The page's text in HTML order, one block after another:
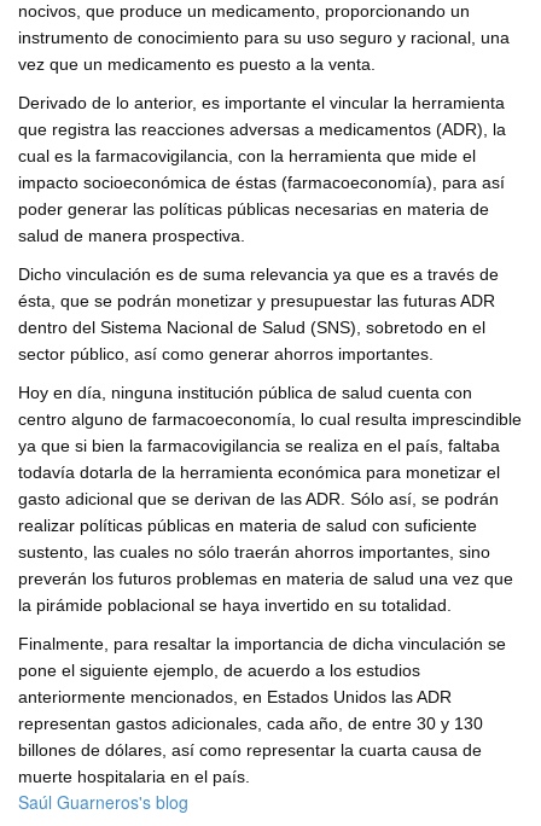
nocivos, que produce un medicamento, proporcionando un
instrumento de conocimiento para su uso seguro y racional, una
vez que un medicamento es puesto a la venta.
Derivado de lo anterior, es importante el vincular la herramienta
que registra las reacciones adversas a medicamentos (ADR), la
cual es la farmacovigilancia, con la herramienta que mide el
impacto socioeconómica de éstas (farmacoeconomía), para así
poder generar las políticas públicas necesarias en materia de
salud de manera prospectiva.
Dicho vinculación es de suma relevancia ya que es a través de
ésta, que se podrán monetizar y presupuestar las futuras ADR
dentro del Sistema Nacional de Salud (SNS), sobretodo en el
sector público, así como generar ahorros importantes.
Hoy en día, ninguna institución pública de salud cuenta con
centro alguno de farmacoeconomía, lo cual resulta imprescindible
ya que si bien la farmacovigilancia se realiza en el país, faltaba
todavía dotarla de la herramienta económica para monetizar el
gasto adicional que se derivan de las ADR. Sólo así, se podrán
realizar políticas públicas en materia de salud con suficiente
sustento, las cuales no sólo traerán ahorros importantes, sino
preverán los futuros problemas en materia de salud una vez que
la pirámide poblacional se haya invertido en su totalidad.
Finalmente, para resaltar la importancia de dicha vinculación se
pone el siguiente ejemplo, de acuerdo a los estudios
anteriormente mencionados, en Estados Unidos las ADR
representan gastos adicionales, cada año, de entre 30 y 130
billones de dólares, así como representar la cuarta causa de
muerte hospitalaria en el país.
Saúl Guarneros's blog